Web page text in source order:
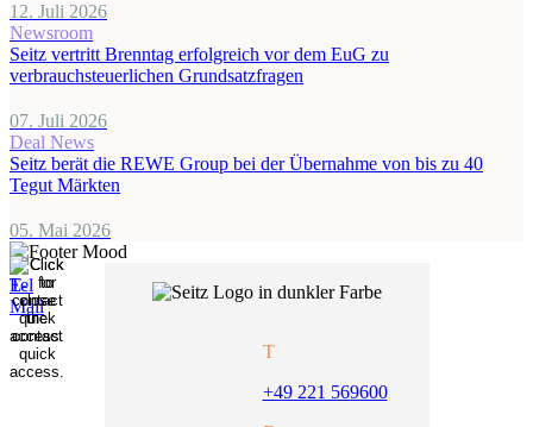
12. Juli 2026
Newsroom
Seitz vertritt Brenntag erfolgreich vor dem EuG zu
verbrauchsteuerlichen Grundsatzfragen
07. Juli 2026
Deal News
Seitz berät die REWE Group bei der Übernahme von bis zu 40
Tegut Märkten
05. Mai 2026
T
+49 221 569600